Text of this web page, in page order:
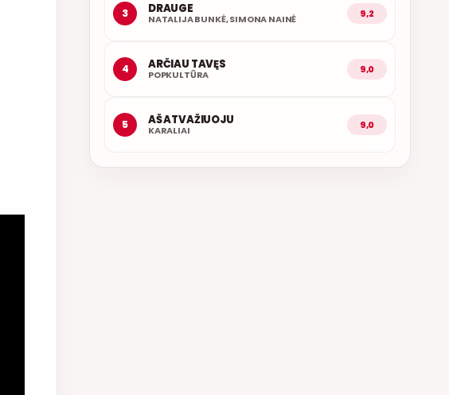
3 DRAUGE
NATALIJA BUNKĖ, SIMONA NAINĖ 9,2
4 ARČIAU TAVĘS
POPKULTŪRA 9,0
5 AŠ ATVAŽIUOJU
KARALIAI 9,0